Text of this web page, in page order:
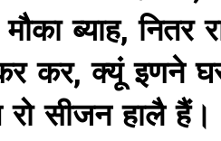
ब्याह, नितर
कर, क्यूं इणने
रो सीजन हालै हैं।